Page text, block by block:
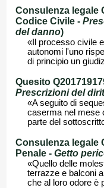
Consulenza legale
Codice Civile -
del danno)
«Il processo civile
autonomi l'uno
di principio un
Quesito
Prescrizioni del
«A seguito di
caserma nel mese
parte del
Consulenza legale
Penale - Getto
«Quello delle
terrazze e balconi
che al loro odore è